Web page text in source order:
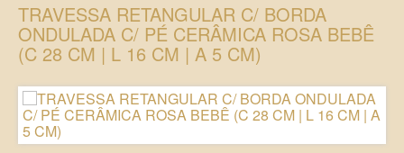
TRAVESSA RETANGULAR C/ BORDA
ONDULADA C/ PÉ CERÂMICA ROSA BEBÊ
(C 28 CM | L 16 CM | A 5 CM)